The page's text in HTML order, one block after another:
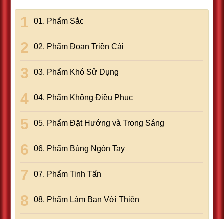
01. Phẩm Sắc
02. Phẩm Ðoạn Triền Cái
03. Phẩm Khó Sử Dụng
04. Phẩm Không Ðiều Phục
05. Phẩm Ðặt Hướng và Trong Sáng
06. Phẩm Búng Ngón Tay
07. Phẩm Tinh Tấn
08. Phẩm Làm Bạn Với Thiện